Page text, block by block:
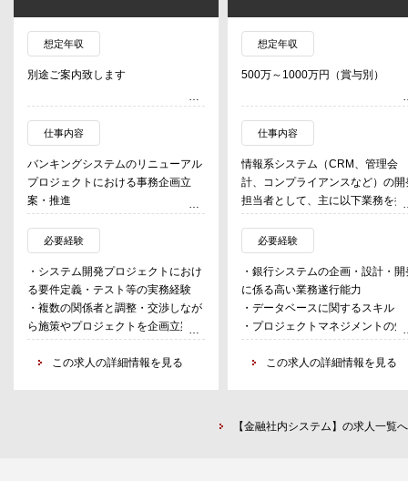
想定年収
別途ご案内致します
仕事内容
バンキングシステムのリニューアル
プロジェクトにおける事務企画立
案・推進
・事務フロー検討・構築
・新システムの要件定義・ユーザー
テスト・移行計画策定等
必要経験
・システム開発プロジェクトにおけ
る要件定義・テスト等の実務経験
・複数の関係者と調整・交渉しなが
ら施策やプロジェクトを企画立案・
推進できる力及びコミュニケーショ
ン能力がある方。
この求人の詳細情報を見る
想定年収
500万～1000万円（賞与別）
仕事内容
情報系システム（CRM、管理会
計、コンプライアンスなど）の開
担当者として、主に以下業務を担
う。
・システム開発プロジェクトの着
な推進
（開発は外部ベンダーに委託、行
は上流工程、引取テスト等を担当
・当該システムに付随する業務（
能改善、メンテナンス保守、個別
・潜在的なニーズを含め、ビジネ
必要経験
・銀行システムの企画・設計・開
に係る高い業務遂行能力
・データベースに関するスキル
・プロジェクトマネジメントの知
識、委託先のベンダーマネジメン
能力
提案力
この求人の詳細情報を見る
【金融社内システム】の求人一覧へ